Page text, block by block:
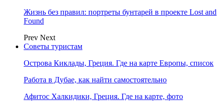
Жизнь без правил: портреты бунтарей в проекте Lost and
Found
Prev Next
Советы туристам
Острова Киклады, Греция. Где на карте Европы, список
Работа в Дубае, как найти самостоятельно
Афитос Халкидики, Греция. Где на карте, фото